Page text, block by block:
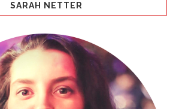
SARAH NETTER